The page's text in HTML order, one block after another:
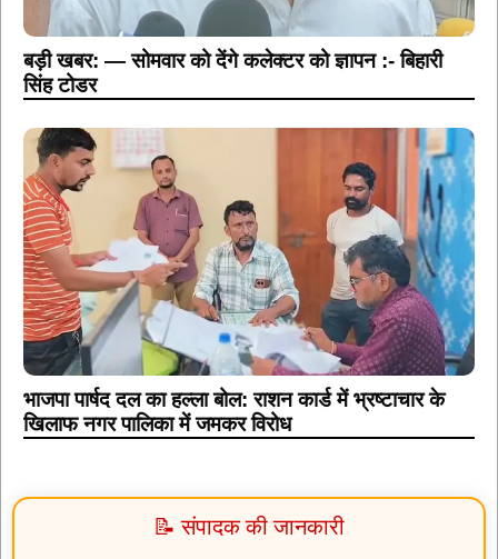
बड़ी खबर: — सोमवार को देंगे कलेक्टर को ज्ञापन :- बिहारी
सिंह टोडर
भाजपा पार्षद दल का हल्ला बोल: राशन कार्ड में भ्रष्टाचार के
खिलाफ नगर पालिका में जमकर विरोध
📝 संपादक की जानकारी